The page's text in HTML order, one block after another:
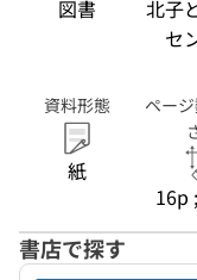
図書
北子
セ
資料形態
紙
ペー
16p
書店で探す